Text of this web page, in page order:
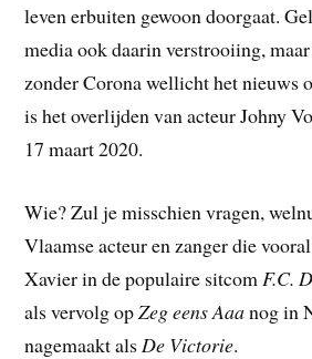
leven erbuiten gewoon doorgaat.
media ook daarin verstrooiing,
zonder Corona wellicht het nieuws
is het overlijden van acteur Johny
17 maart 2020.
Wie? Zul je misschien vragen,
Vlaamse acteur en zanger die
Xavier in de populaire sitcomF.C.
als vervolg opZeg eens Aaanog in
nagemaakt alsDe Victorie.